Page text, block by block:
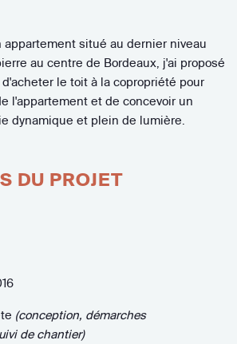
appartement situé au dernier niveau
au centre de Bordeaux, j'ai proposé
le toit à la copropriété pour
l'appartement et de concevoir un
dynamique et plein de lumière.
DU PROJET
(conception, démarches
de chantier)